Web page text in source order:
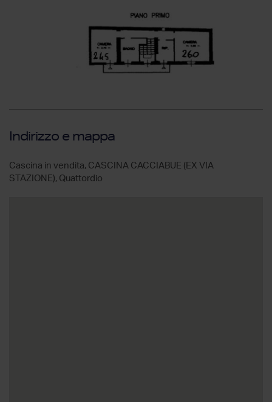
Indirizzo e mappa
Cascina in vendita, CASCINA CACCIABUE (EX VIA
STAZIONE), Quattordio